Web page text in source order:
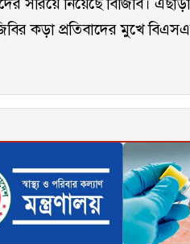
সরিয়ে নিয়েছে বিজিবি।
কড়া প্রতিবাদের মুখে